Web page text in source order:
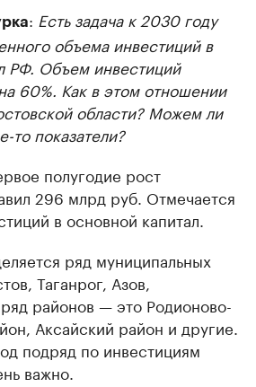
: Есть задача к 2030 году
объема инвестиций в
РФ. Объем инвестиций
60%. Как в этом отношении
области? Можем ли
то показатели?
полугодие рост
296 млрд руб. Отмечается
в основной капитал.
ряд муниципальных
Таганрог, Азов,
районов — это Родионово-
Аксайский район и другие.
подряд по инвестициям
важно.